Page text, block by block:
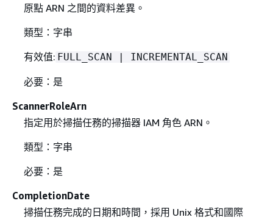
原點 ARN 之間的資料差異。
類型：字串
有效值: FULL_SCAN | INCREMENTAL_SCAN
必要：是
ScannerRoleArn
指定用於掃描任務的掃描器 IAM 角色 ARN。
類型：字串
必要：是
CompletionDate
掃描任務完成的日期和時間，採用 Unix 格式和國際